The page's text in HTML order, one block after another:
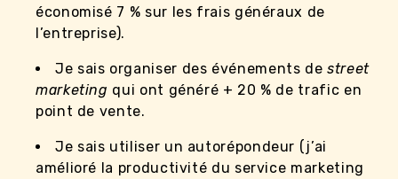
économisé 7 % sur les frais généraux de
l’entreprise).
Je sais organiser des événements destreet
marketing qui ont généré + 20 % de trafic en
point de vente.
Je sais utiliser un autorépondeur (j’ai
amélioré la productivité du service marketing